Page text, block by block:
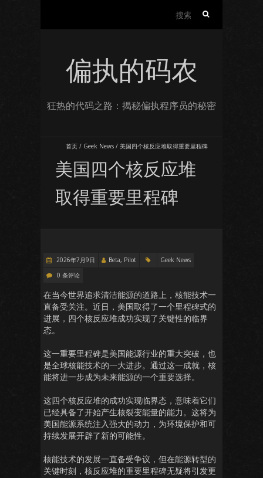
偏执的码农
狂热的代码之路：揭秘偏执程序员的秘密
首页 / Geek News / 美国四个核反应堆取得重要里程碑
美国四个核反应堆
取得重要里程碑
2026年7月9日 Beta, Pilot
Geek News
0 条评论
在当今世界追求清洁能源的道路上，核能技术一
直备受关注。近日，美国取得了一个里程碑式的
进展，四个核反应堆成功实现了关键性的临界
态。
这一重要里程碑是美国能源行业的重大突破，也
是全球核能技术的一大进步。通过这一成就，核
能将进一步成为未来能源的一个重要选择。
这四个核反应堆的成功实现临界态，意味着它们
已经具备了开始产生核裂变能量的能力。这将为
美国能源系统注入强大的动力，为环境保护和可
持续发展开辟了新的可能性。
核能技术的发展一直备受争议，但在能源转型的
关键时刻，核反应堆的重要里程碑无疑将引发更